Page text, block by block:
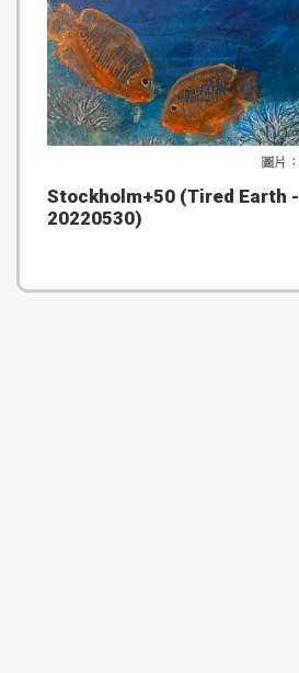
Stockholm+50 (Tired Earth -
20220530)